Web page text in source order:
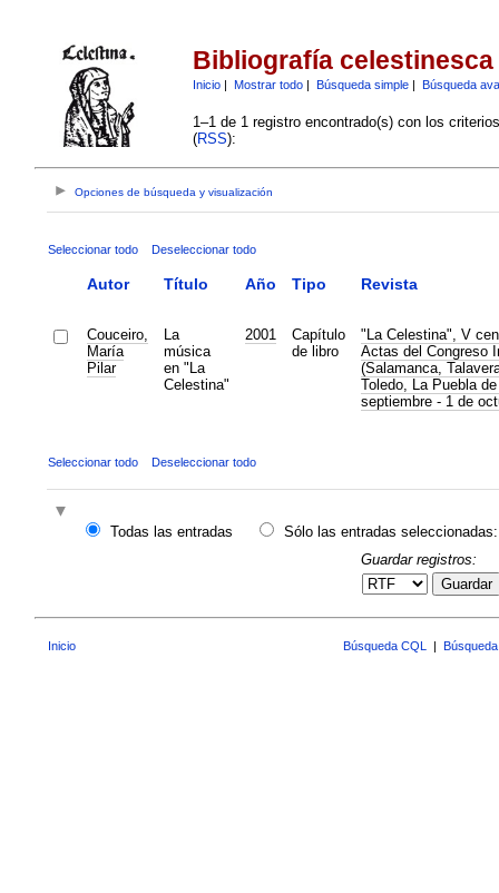
Bibliografía celestinesca
Inicio| Mostrar todo| Búsqueda simple| Búsqueda
1–1 de 1 registro encontrado(s) con los
(RSS):
Opciones de búsqueda y visualización
Seleccionar todo Deseleccionar todo
Autor Título Año Tipo Revista
Couceiro,
María
Pilar
La
música
en "La
Celestina"
2001
Capítulo
de libro
"La Celestina", V
Actas del Congreso
(Salamanca,
Toledo, La Puebla
septiembre - 1 de
Seleccionar todo Deseleccionar todo
Todas las entradas
Sólo las entradas seleccionadas:
Guardar registros:
Guardar
Inicio Búsqueda CQL